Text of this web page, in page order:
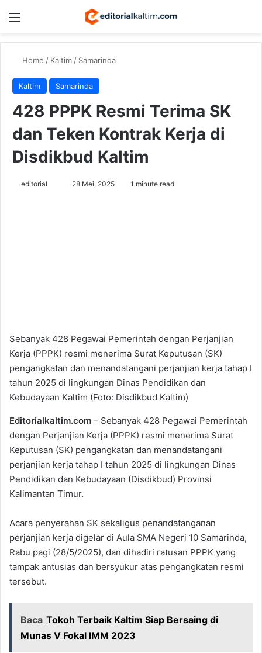
Menu
Home / Kaltim/ Samarinda
Kaltim Samarinda
428 PPPK Resmi Terima SK
dan Teken Kontrak Kerja di
Disdikbud Kaltim
editorial 28 Mei, 2025 1 minute read
Sebanyak 428 Pegawai Pemerintah dengan Perjanjian
Kerja (PPPK) resmi menerima Surat Keputusan (SK)
pengangkatan dan menandatangani perjanjian kerja tahap I
tahun 2025 di lingkungan Dinas Pendidikan dan
Kebudayaan Kaltim (Foto: Disdikbud Kaltim)
Editorialkaltim.com – Sebanyak 428 Pegawai Pemerintah
dengan Perjanjian Kerja (PPPK) resmi menerima Surat
Keputusan (SK) pengangkatan dan menandatangani
perjanjian kerja tahap I tahun 2025 di lingkungan Dinas
Pendidikan dan Kebudayaan (Disdikbud) Provinsi
Kalimantan Timur.
Acara penyerahan SK sekaligus penandatanganan
perjanjian kerja digelar di Aula SMA Negeri 10 Samarinda,
Rabu pagi (28/5/2025), dan dihadiri ratusan PPPK yang
tampak antusias dan bersyukur atas pengangkatan resmi
tersebut.
Baca Tokoh Terbaik Kaltim Siap Bersaing di
Munas V Fokal IMM 2023